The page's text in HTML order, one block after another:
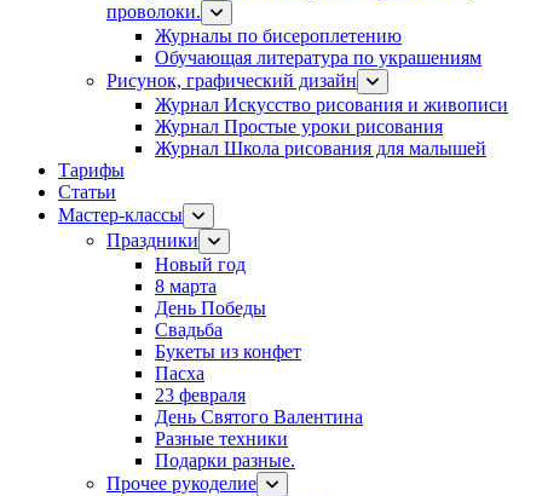
проволоки.
Журналы по бисероплетению
Обучающая литература по украшениям
Рисунок, графический дизайн
Журнал Искусство рисования и живописи
Журнал Простые уроки рисования
Журнал Школа рисования для малышей
Тарифы
Статьи
Мастер-классы
Праздники
Новый год
8 марта
День Победы
Свадьба
Букеты из конфет
Пасха
23 февраля
День Святого Валентина
Разные техники
Подарки разные.
Прочее рукоделие